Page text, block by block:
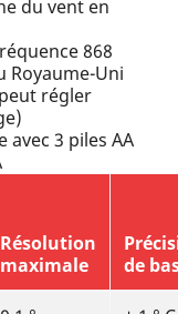
du vent en
868
Royaume-Uni
régler
avec 3 piles AA
Résolution
maximale
de